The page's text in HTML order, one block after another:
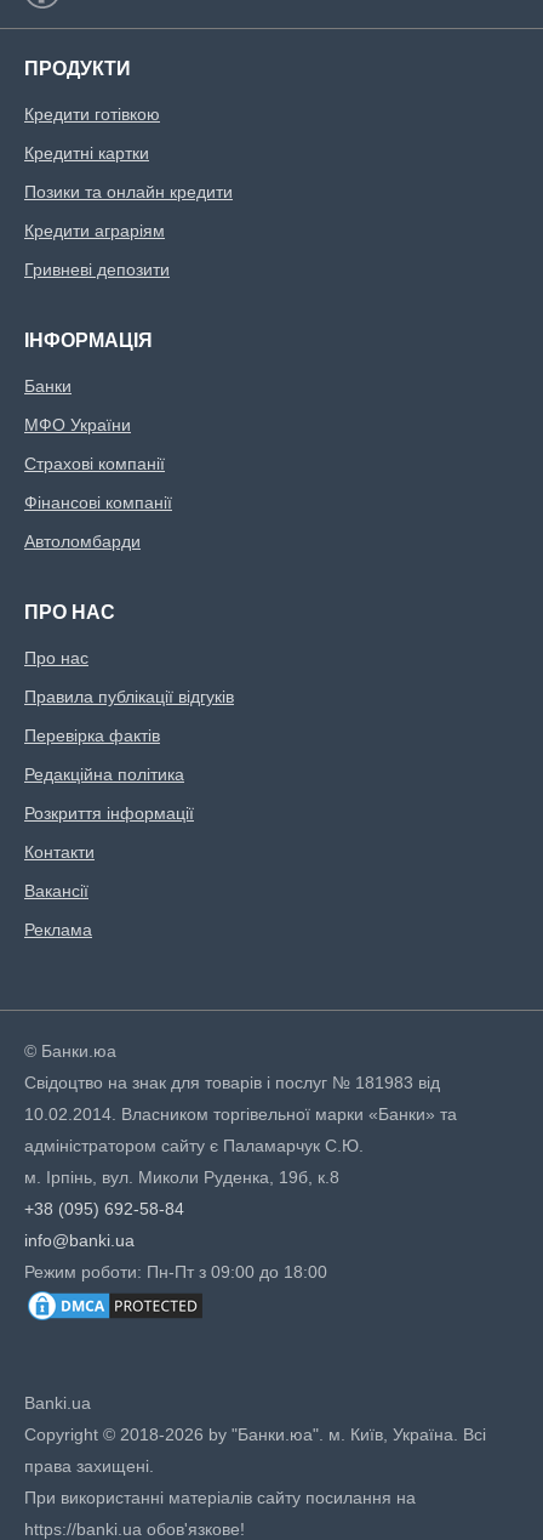
ПРОДУКТИ
Кредити готівкою
Кредитні картки
Позики та онлайн кредити
Кредити аграріям
Гривневі депозити
ІНФОРМАЦІЯ
Банки
МФО України
Страхові компанії
Фінансові компанії
Автоломбарди
ПРО НАС
Про нас
Правила публікації відгуків
Перевірка фактів
Редакційна політика
Розкриття інформації
Контакти
Вакансії
Реклама
© Банки.юа
Свідоцтво на знак для товарів і послуг № 181983 від
10.02.2014. Власником торгівельної марки «Банки» та
адміністратором сайту є Паламарчук С.Ю.
м. Ірпінь, вул. Миколи Руденка, 19б, к.8
+38 (095) 692-58-84
info@banki.ua
Режим роботи: Пн-Пт з 09:00 до 18:00
Banki.ua
Copyright © 2018-2026 by "Банки.юа". м. Київ, Україна. Всі
права захищені.
При використанні матеріалів сайту посилання на
https://banki.ua обов'язкове!